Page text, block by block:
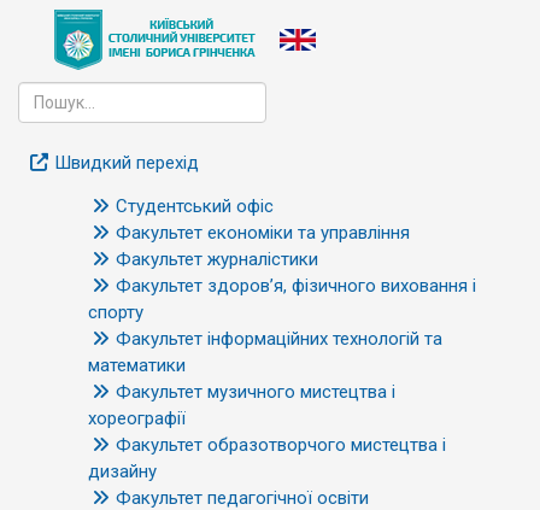
Швидкий перехід
Студентський офіс
Факультет економіки та управління
Факультет журналістики
Факультет здоров’я, фізичного виховання і
спорту
Факультет інформаційних технологій та
математики
Факультет музичного мистецтва і
хореографії
Факультет образотворчого мистецтва і
дизайну
Факультет педагогічної освіти